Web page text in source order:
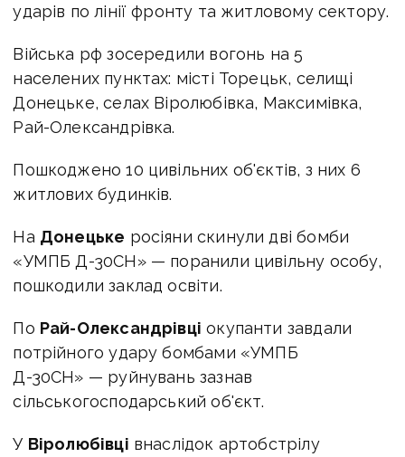
ударів по лінії фронту та житловому сектору.
Війська рф зосередили вогонь на 5
населених пунктах: місті Торецьк, селищі
Донецьке, селах Віролюбівка, Максимівка,
Рай-Олександрівка.
Пошкоджено 10 цивільних об'єктів, з них 6
житлових будинків.
На Донецьке росіяни скинули дві бомби
«УМПБ Д-30СН» — поранили цивільну особу,
пошкодили заклад освіти.
По Рай-Олександрівці окупанти завдали
потрійного удару бомбами «УМПБ
Д-30СН» — руйнувань зазнав
сільськогосподарський об'єкт.
У Віролюбівці внаслідок артобстрілу